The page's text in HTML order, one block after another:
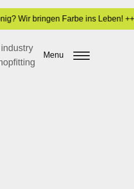
bringen Farbe ins Leben!
Menu